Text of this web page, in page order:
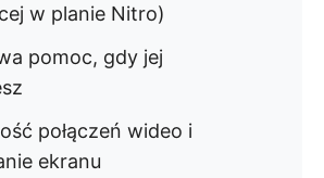
w planie Nitro)
pomoc, gdy jej
połączeń wideo i
ekranu